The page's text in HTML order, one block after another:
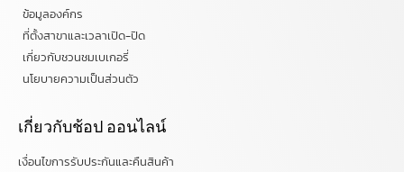
ข้อมูลองค์กร
ที่ตั้งสาขาและเวลาเปิด-ปิด
เกี่ยวกับชวนชมเบเกอรี่
นโยบายความเป็นส่วนตัว
เกี่ยวกับช้อป ออนไลน์
เงื่อนไขการรับประกันและคืนสินค้า